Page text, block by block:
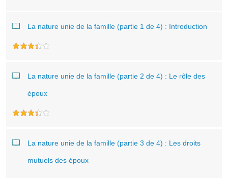
La nature unie de la famille (partie 1 de 4) : Introduction
La nature unie de la famille (partie 2 de 4) : Le rôle des
époux
La nature unie de la famille (partie 3 de 4) : Les droits
mutuels des époux